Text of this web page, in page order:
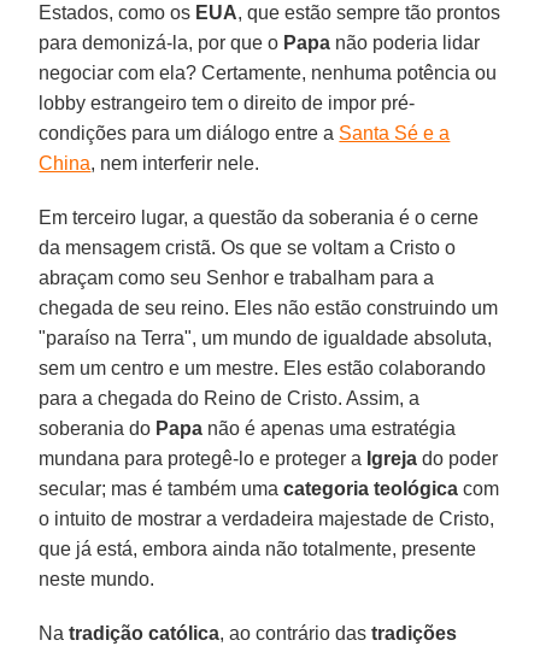
Estados, como os EUA, que estão sempre tão prontos
para demonizá-la, por que o Papa não poderia lidar
negociar com ela? Certamente, nenhuma potência ou
lobby estrangeiro tem o direito de impor pré-
condições para um diálogo entre a Santa Sé e a
China, nem interferir nele.
Em terceiro lugar, a questão da soberania é o cerne
da mensagem cristã. Os que se voltam a Cristo o
abraçam como seu Senhor e trabalham para a
chegada de seu reino. Eles não estão construindo um
"paraíso na Terra", um mundo de igualdade absoluta,
sem um centro e um mestre. Eles estão colaborando
para a chegada do Reino de Cristo. Assim, a
soberania do Papa não é apenas uma estratégia
mundana para protegê-lo e proteger a Igreja do poder
secular; mas é também umacategoria teológica com
o intuito de mostrar a verdadeira majestade de Cristo,
que já está, embora ainda não totalmente, presente
neste mundo.
Natradição católica, ao contrário dastradições